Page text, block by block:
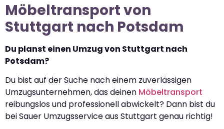
Möbeltransport von
Stuttgart nach Potsdam
Du planst einen Umzug von Stuttgart nach
Potsdam?
Du bist auf der Suche nach einem zuverlässigen
Umzugsunternehmen, das deinen Möbeltransport
reibungslos und professionell abwickelt? Dann bist du
bei Sauer Umzugsservice aus Stuttgart genau richtig!